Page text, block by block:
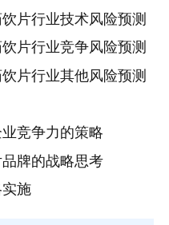
片行业技术风险预测
片行业竞争风险预测
片行业其他风险预测
竞争力的策略
牌的战略思考
施